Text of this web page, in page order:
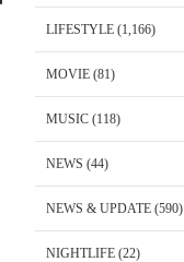
LIFESTYLE(1,166)
MOVIE(81)
MUSIC(118)
NEWS (44)
NEWS & UPDATE(590)
NIGHTLIFE(22)